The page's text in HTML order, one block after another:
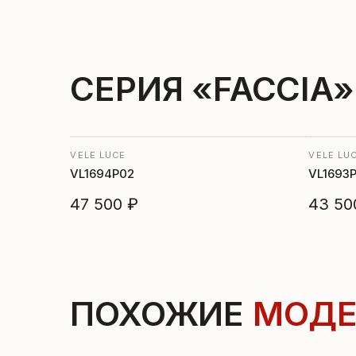
СЕРИЯ «FACCIA»
VELE LUCE
VL1694P02
47 500 ₽
VELE
43
ПОХОЖИЕ